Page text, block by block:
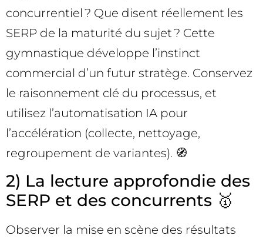
concurrentiel ? Que disent réellement les
SERP de la maturité du sujet ? Cette
gymnastique développe l’instinct
commercial d’un futur stratège. Conservez
le raisonnement clé du processus, et
utilisez l’automatisation IA pour
l’accélération (collecte, nettoyage,
regroupement de variantes). 🧭
2) La lecture approfondie des
SERP et des concurrents 🥇
Observer la mise en scène des résultats